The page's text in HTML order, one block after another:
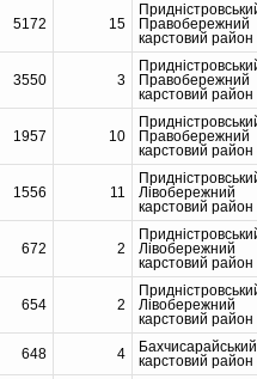
5172 15
Правобережний
карстовий район
3550 3
Правобережний
карстовий район
1957 10
Правобережний
карстовий район
1556 11
Лівобережний
карстовий район
672 2
Лівобережний
карстовий район
654 2
Лівобережний
карстовий район
648 4
Бахчисарайський
карстовий район